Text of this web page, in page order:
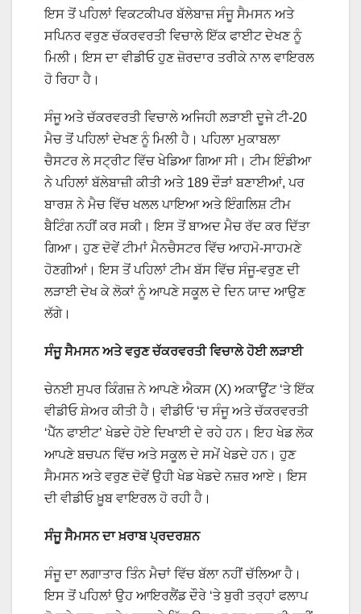
ਇਸ ਤੋਂ ਪਹਿਲਾਂ ਵਿਕਟਕੀਪਰ ਬੱਲੇਬਾਜ਼ ਸੰਜੂ ਸੈਮਸਨ ਅਤੇ
ਸਪਿਨਰ ਵਰੁਣ ਚੱਕਰਵਰਤੀ ਵਿਚਾਲੇ ਇੱਕ ਫਾਈਟ ਦੇਖਣ ਨੂੰ
ਮਿਲੀ। ਇਸ ਦਾ ਵੀਡੀਓ ਹੁਣ ਜ਼ੋਰਦਾਰ ਤਰੀਕੇ ਨਾਲ ਵਾਇਰਲ
ਹੋ ਰਿਹਾ ਹੈ।
ਸੰਜੂ ਅਤੇ ਚੱਕਰਵਰਤੀ ਵਿਚਾਲੇ ਅਜਿਹੀ ਲੜਾਈ ਦੂਜੇ ਟੀ-20
ਮੈਚ ਤੋਂ ਪਹਿਲਾਂ ਦੇਖਣ ਨੂੰ ਮਿਲੀ ਹੈ। ਪਹਿਲਾ ਮੁਕਾਬਲਾ
ਚੈਸਟਰ ਲੇ ਸਟ੍ਰੀਟ ਵਿੱਚ ਖੇਡਿਆ ਗਿਆ ਸੀ। ਟੀਮ ਇੰਡੀਆ
ਨੇ ਪਹਿਲਾਂ ਬੱਲੇਬਾਜ਼ੀ ਕੀਤੀ ਅਤੇ 189 ਦੌੜਾਂ ਬਣਾਈਆਂ, ਪਰ
ਬਾਰਸ਼ ਨੇ ਮੈਚ ਵਿੱਚ ਖਲਲ ਪਾਇਆ ਅਤੇ ਇੰਗਲਿਸ਼ ਟੀਮ
ਬੈਟਿੰਗ ਨਹੀਂ ਕਰ ਸਕੀ। ਇਸ ਤੋਂ ਬਾਅਦ ਮੈਚ ਰੱਦ ਕਰ ਦਿੱਤਾ
ਗਿਆ। ਹੁਣ ਦੋਵੇਂ ਟੀਮਾਂ ਮੈਨਚੈਸਟਰ ਵਿੱਚ ਆਹਮੋ-ਸਾਹਮਣੇ
ਹੋਣਗੀਆਂ। ਇਸ ਤੋਂ ਪਹਿਲਾਂ ਟੀਮ ਬੱਸ ਵਿੱਚ ਸੰਜੂ-ਵਰੁਣ ਦੀ
ਲੜਾਈ ਦੇਖ ਕੇ ਲੋਕਾਂ ਨੂੰ ਆਪਣੇ ਸਕੂਲ ਦੇ ਦਿਨ ਯਾਦ ਆਉਣ
ਲੱਗੇ।
ਸੰਜੂ ਸੈਮਸਨ ਅਤੇ ਵਰੁਣ ਚੱਕਰਵਰਤੀ ਵਿਚਾਲੇ ਹੋਈ ਲੜਾਈ
ਚੇਨਈ ਸੁਪਰ ਕਿੰਗਜ਼ ਨੇ ਆਪਣੇ ਐਕਸ (X) ਅਕਾਊਂਟ ‘ਤੇ ਇੱਕ
ਵੀਡੀਓ ਸ਼ੇਅਰ ਕੀਤੀ ਹੈ। ਵੀਡੀਓ ‘ਚ ਸੰਜੂ ਅਤੇ ਚੱਕਰਵਰਤੀ
‘ਪੈੱਨ ਫਾਈਟ’ ਖੇਡਦੇ ਹੋਏ ਦਿਖਾਈ ਦੇ ਰਹੇ ਹਨ। ਇਹ ਖੇਡ ਲੋਕ
ਆਪਣੇ ਬਚਪਨ ਵਿੱਚ ਅਤੇ ਸਕੂਲ ਦੇ ਸਮੇਂ ਖੇਡਦੇ ਹਨ। ਹੁਣ
ਸੈਮਸਨ ਅਤੇ ਵਰੁਣ ਦੋਵੇਂ ਉਹੀ ਖੇਡ ਖੇਡਦੇ ਨਜ਼ਰ ਆਏ। ਇਸ
ਦੀ ਵੀਡੀਓ ਖ਼ੂਬ ਵਾਇਰਲ ਹੋ ਰਹੀ ਹੈ।
ਸੰਜੂ ਸੈਮਸਨ ਦਾ ਖ਼ਰਾਬ ਪ੍ਰਦਰਸ਼ਨ
ਸੰਜੂ ਦਾ ਲਗਾਤਾਰ ਤਿੰਨ ਮੈਚਾਂ ਵਿੱਚ ਬੱਲਾ ਨਹੀਂ ਚੱਲਿਆ ਹੈ।
ਇਸ ਤੋਂ ਪਹਿਲਾਂ ਉਹ ਆਇਰਲੈਂਡ ਦੌਰੇ ‘ਤੇ ਬੁਰੀ ਤਰ੍ਹਾਂ ਫਲਾਪ